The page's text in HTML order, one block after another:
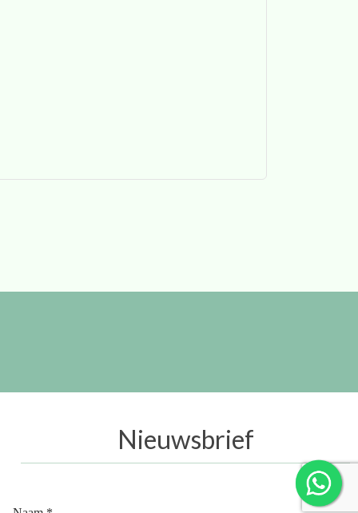
Nieuwsbrief